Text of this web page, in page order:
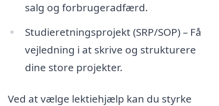
salg og forbrugeradfærd.
Studieretningsprojekt (SRP/SOP) – Få
vejledning i at skrive og strukturere
dine store projekter.
Ved at vælge lektiehjælp kan du styrke